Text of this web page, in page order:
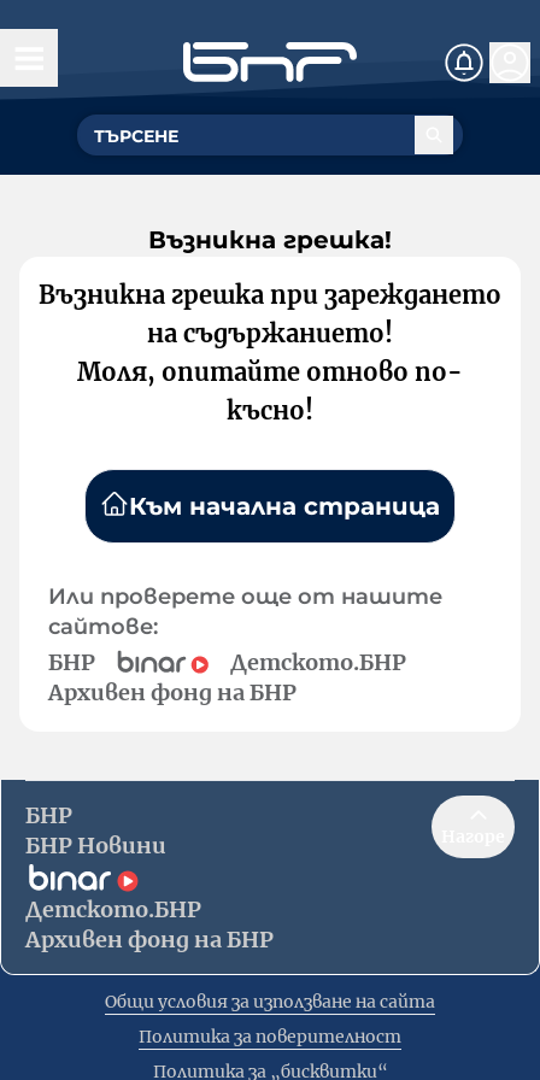
Възникна грешка!
Възникна грешка при зареждането
на съдържанието!
Моля, опитайте отново по-
късно!
Към начална страница
Или проверете още от нашите
сайтове:
БНР
Детското.БНР
Архивен фонд на БНР
БНР
БНР Новини
Детското.БНР
Архивен фонд на БНР
Общи условия за използване на сайта
Политика за поверителност
Политика за „бисквитки“